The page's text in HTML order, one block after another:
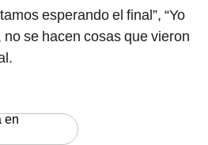
esperando el final”, “Yo
se hacen cosas que vieron
en